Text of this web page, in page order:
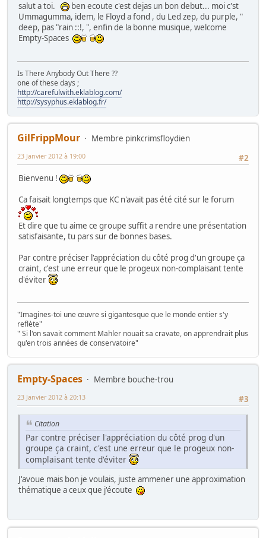
salut a toi.
ben ecoute c'est dejas un bon debut... moi c'st
Ummagumma, idem, le Floyd a fond , du Led zep, du purple, "
deep, pas "rain ::!, ", enfin de la bonne musique, welcome
Empty-Spaces
Is There Anybody Out There ??
one of these days ;
http://carefulwith.eklablog.com/
http://sysyphus.eklablog.fr/
GilFrippMour
Membre pinkcrimsfloydien
#2
23 Janvier 2012 à 19:00
Bienvenu !
Ca faisait longtemps que KC n'avait pas été cité sur le forum
Et dire que tu aime ce groupe suffit a rendre une présentation
satisfaisante, tu pars sur de bonnes bases.
Par contre préciser l'appréciation du côté prog d'un groupe ça
craint, c'est une erreur que le progeux non-complaisant tente
d'éviter
"Imagines-toi une œuvre si gigantesque que le monde entier s'y
reflète"
" Si l'on savait comment Mahler nouait sa cravate, on apprendrait plus
qu'en trois années de conservatoire"
Empty-Spaces
Membre bouche-trou
#3
23 Janvier 2012 à 20:13
Citation
Par contre préciser l'appréciation du côté prog d'un
groupe ça craint, c'est une erreur que le progeux non-
complaisant tente d'éviter
J'avoue mais bon je voulais, juste ammener une approximation
thématique a ceux que j'écoute